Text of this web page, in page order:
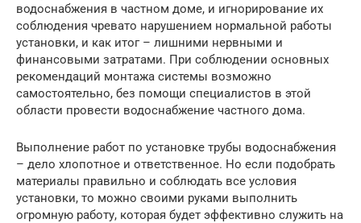
водоснабжения в частном доме, и игнорирование их
соблюдения чревато нарушением нормальной работы
установки, и как итог – лишними нервными и
финансовыми затратами. При соблюдении основных
рекомендаций монтажа системы возможно
самостоятельно, без помощи специалистов в этой
области провести водоснабжение частного дома.
Выполнение работ по установке трубы водоснабжения
– дело хлопотное и ответственное. Но если подобрать
материалы правильно и соблюдать все условия
установки, то можно своими руками выполнить
огромную работу, которая будет эффективно служить на